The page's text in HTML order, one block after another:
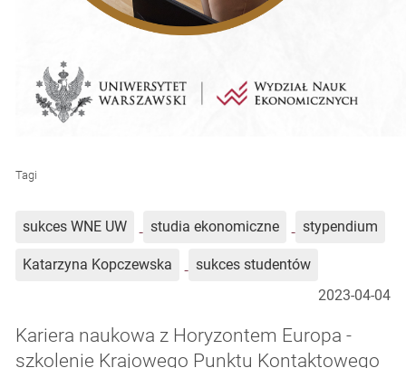
Tagi
sukces WNE UW studia ekonomiczne stypendium
Katarzyna Kopczewska
sukces studentów
2023-04-04
Kariera naukowa z Horyzontem Europa -
szkolenie Krajowego Punktu Kontaktowego